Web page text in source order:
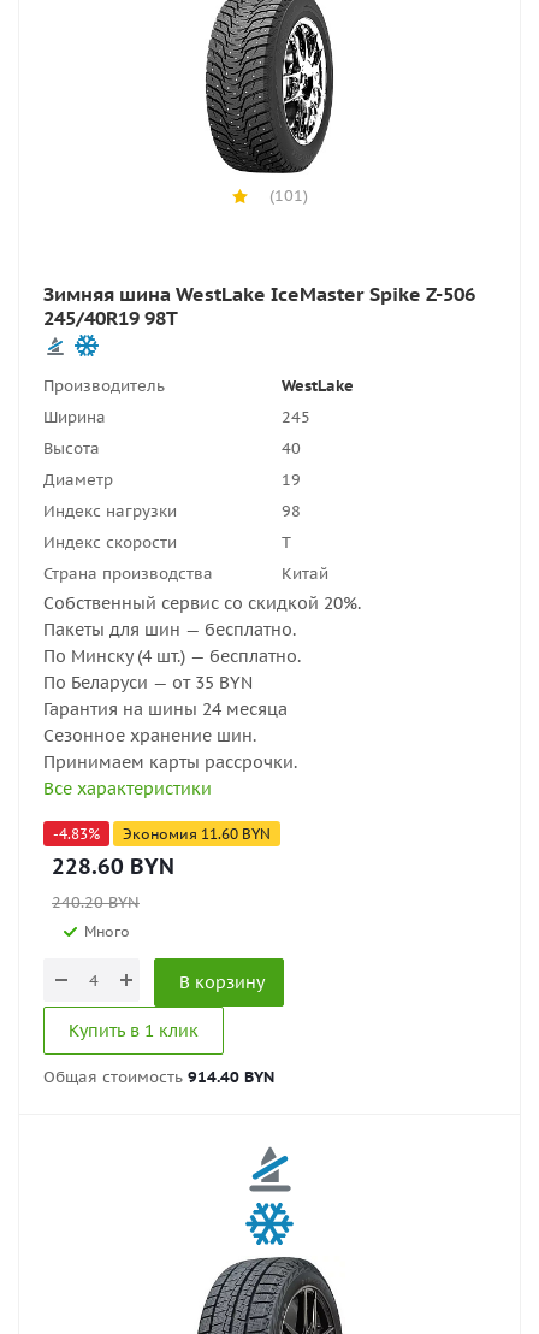
(101)
Зимняя шина WestLake IceMaster Spike Z-506
245/40R19 98T
Производитель
WestLake
Ширина
245
Высота
40
Диаметр
19
Индекс нагрузки
98
Индекс скорости
T
Страна производства
Китай
Собственный сервис со скидкой 20%.
Пакеты для шин — бесплатно.
По Минску (4 шт.) — бесплатно.
По Беларуси — от 35 BYN
Гарантия на шины 24 месяца
Сезонное хранение шин.
Принимаем карты рассрочки.
Все характеристики
-4.83% Экономия 11.60 BYN
228.60 BYN
240.20BYN
Много
В корзину
Купить в 1 клик
Общая стоимость 914.40 BYN